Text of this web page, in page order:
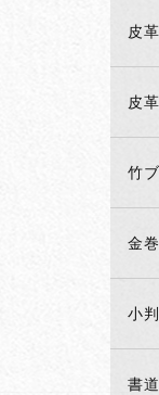
皮
皮
竹
金
小
書